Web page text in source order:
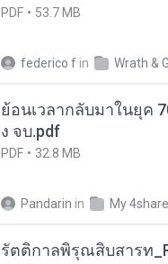
PDF 53.7 MB
federico f in Wrath &
ย้อนเวลากลับมาในยุค
ง จบ.pdf
PDF 32.8 MB
Pandarin in My
รัตติกาลพิรุณสิบสารท